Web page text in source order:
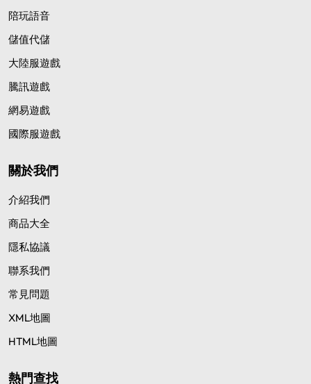
陪玩語音
儲值代儲
大陸服遊戲
騰訊遊戲
網易遊戲
國際服遊戲
關於我們
介紹我們
商品大全
隱私協議
聯系我們
常見問題
XML地圖
HTML地圖
熱門查找